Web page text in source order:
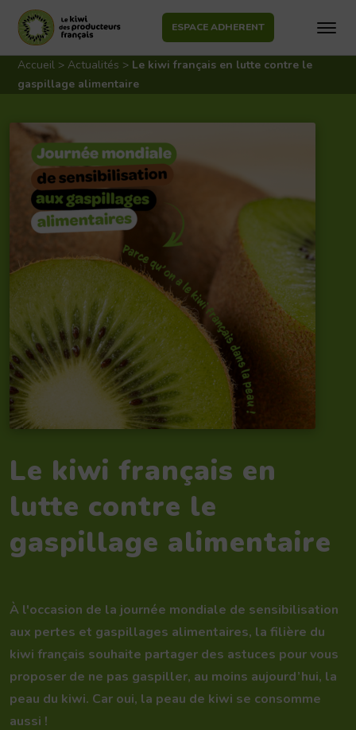
Aller
au
contenu
ESPACE ADHERENT
Accueil >Actualités > Le kiwi français en lutte contre le
gaspillage alimentaire
Le kiwi français en
lutte contre le
gaspillage alimentaire
À l'occasion de la journée mondiale de sensibilisation
aux pertes et gaspillages alimentaires, la filière du
kiwi français souhaite partager des astuces pour vous
proposer de ne pas gaspiller, au moins aujourd’hui, la
peau du kiwi. Car oui, la peau de kiwi se consomme
aussi !